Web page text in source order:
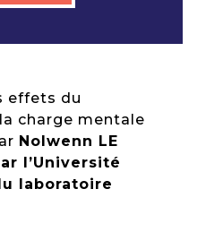
effets du
charge mentale
Nolwenn LE
l’Université
laboratoire